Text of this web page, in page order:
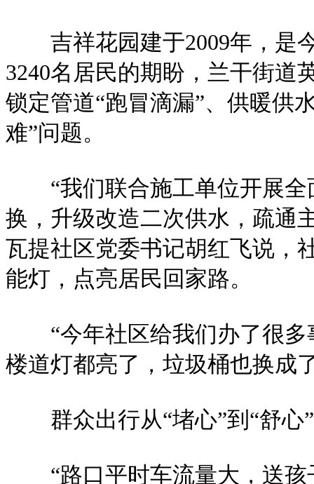
吉祥花园建于2009年，是今
3240名居民的期盼，兰干街道
锁定管道“跑冒滴漏”、供暖供
难”问题。
“我们联合施工单位开展全
换，升级改造二次供水，疏通
瓦提社区党委书记胡红飞说，
能灯，点亮居民回家路。
“今年社区给我们办了很多
楼道灯都亮了，垃圾桶也换成
群众出行从“堵心”到“舒心”
“路口平时车流量大，送孩